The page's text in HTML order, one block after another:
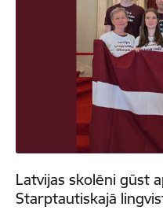
Latvijas skolēni gūst
Starptautiskajā